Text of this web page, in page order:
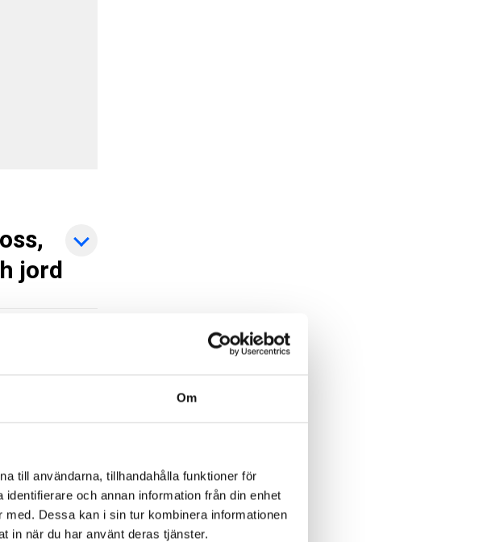
Om
till användarna, tillhandahålla funktioner för
och annan information från din enhet
Dessa kan i sin tur kombinera informationen
in när du har använt deras tjänster.
jord